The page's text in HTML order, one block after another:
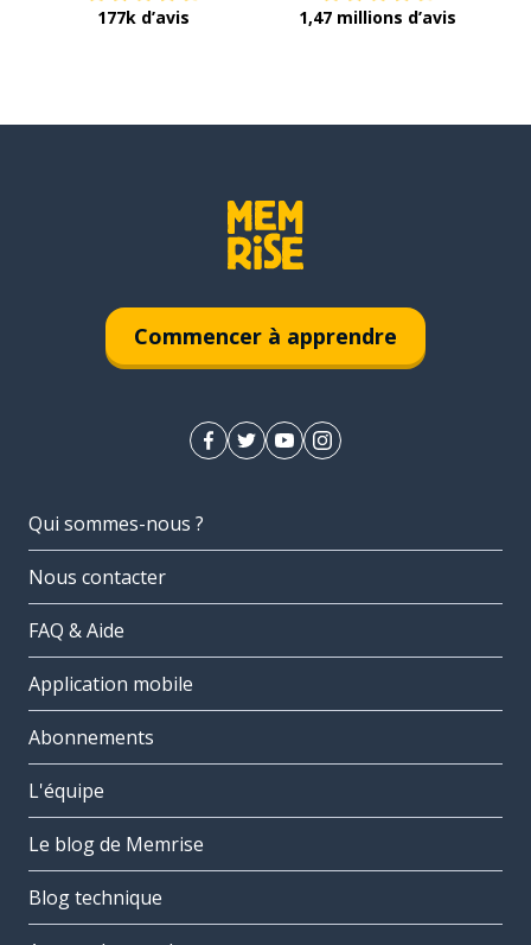
177k d’avis 1,47 millions d’avis
Commencer à apprendre
Qui sommes-nous ?
Nous contacter
FAQ & Aide
Application mobile
Abonnements
L'équipe
Le blog de Memrise
Blog technique